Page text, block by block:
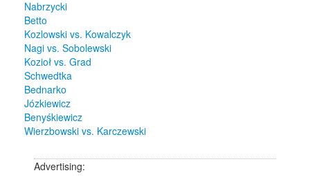
Nabrzycki
Betto
Kozlowski vs. Kowalczyk
Nagi vs. Sobolewski
Kozioł vs. Grad
Schwedtka
Bednarko
Józkiewicz
Benyśkiewicz
Wierzbowski vs. Karczewski
Advertising: